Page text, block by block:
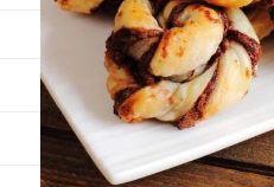
Service
Mes